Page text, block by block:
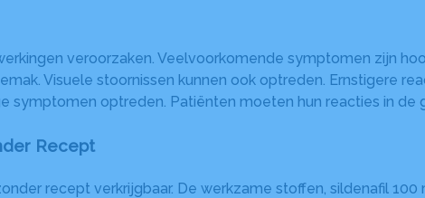
veroorzaken. Veelvoorkomende symptomen zijn
Visuele stoornissen kunnen ook optreden. Ernstigere
symptomen optreden. Patiënten moeten hun reacties in
Recept
recept verkrijgbaar. De werkzame stoffen, sildenafil